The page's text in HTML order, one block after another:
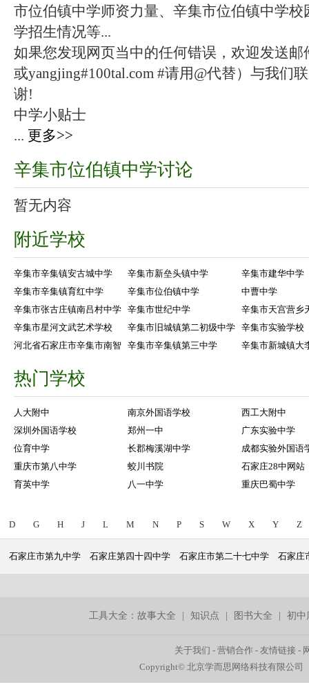
市位伯镇中学师资力量、辛集市位伯镇中学
学招生情况等...
如果您发现网页当中的任何错误，欢迎发送邮
或yangjing#100tal.com #请用@代替）与我们
谢!
中学小贴士
... 更多>>
辛集市位伯镇中学讨论
暂无内容
附近学校
辛集市辛集镇安古城中学 辛集市新垒头镇中学
辛集市建华中学
辛集市辛集镇育红中学
辛集市位伯镇中学
中曹中学
辛集市张古庄镇南吕村中学 辛集市世纪中学
辛集市天宫营乡
辛集市星河文武艺术学校
辛集市旧城镇第二初级中学 辛集市实验学校
河北省石家庄市辛集市南智 辛集市辛集镇第三中学 辛集市新城镇大
热门学校
人大附中 南京外国语学校
西工大附中
深圳外国语学校
郑州一中
广东实验中学
位育中学
长郡梅溪湖中学
成都实验外国语
重庆市第八中学
蛟川书院
石家庄28中网站
育英中学
八一中学 重庆巴蜀中学
D G H J L M N P S W X Y Z
石家庄市第九中学 石家庄第四十四中学 石家庄市第二十七中学 石家庄
工具大全：故事大全 |知识点 图书大全 |初中
关于我们 -营销合作 -友情链接 -
Copyright© 北京学而思网络科技有限公司